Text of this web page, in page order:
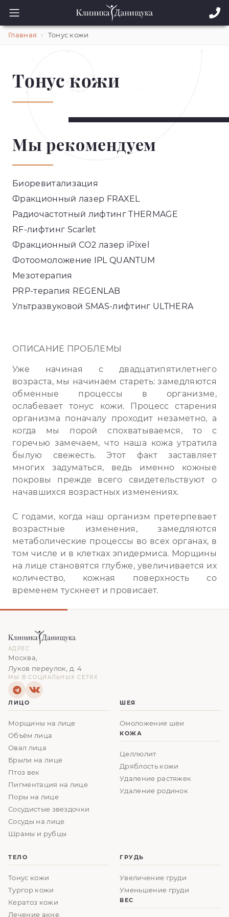
Главная Тонус кожи
Тонус кожи
Мы рекомендуем
Биоревитализация
Фракционный лазер FRAXEL
Радиочастотный лифтинг THERMAGE
RF-лифтинг Scarlet
Фракционный СО2 лазер iPixel
Фотоомоложение IPL QUANTUM
Мезотерапия
PRP-терапия REGENLAB
Ультразвуковой SMAS-лифтинг ULTHERA
ОПИСАНИЕ ПРОБЛЕМЫ
Уже начиная с двадцатипятилетнего
возраста, мы начинаем стареть: замедляются
обменные процессы в организме,
ослабевает тонус кожи. Процесс старения
организма поначалу проходит незаметно, а
когда мы порой спохватываемся, то с
горечью замечаем, что наша кожа утратила
былую свежесть. Этот факт заставляет
многих задуматься, ведь именно кожные
покровы прежде всего свидетельствуют о
начавшихся возрастных изменениях.
С годами, когда наш организм претерпевает
возрастные изменения, замедляются
метаболические процессы во всех органах, в
том числе и в клетках эпидермиса. Морщины
на лице становятся глубже, увеличивается их
количество, кожная поверхность со
временем тускнеет и провисает.
АДРЕС
Москва,
Луков переулок, д. 4
МЫ В СОЦИАЛЬНЫХ СЕТЯХ
ЛИЦО
Морщины на лице
Объём лица
Овал лица
Брыли на лице
Птоз век
Пигментация на лице
Поры на лице
Сосудистые звездочки
Сосуды на лице
Шрамы и рубцы
ШЕЯ
Омоложение шеи
КОЖА
Целлюлит
Дряблость кожи
Удаление растяжек
Удаление родинок
ТЕЛО
Тонус кожи
Тургор кожи
Кератоз кожи
Лечение акне
ГРУДЬ
Увеличение груди
Уменьшение груди
ВЕС